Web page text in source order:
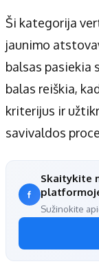
Ši kategorija
jaunimo
balsas pasiekia
balas reiškia,
kriterijus ir
savivaldos
Skaitykite
Sužinokite